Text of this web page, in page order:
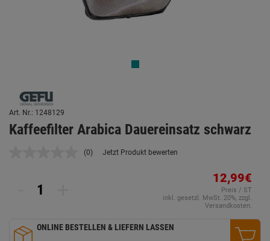
Art. Nr.: 1248129
Kaffeefilter Arabica Dauereinsatz schwarz
Kein
(0) Jetzt Produkt bewerten
12,99€
Preis / ST
inkl. gesetzl. MwSt. 20%, zzgl.
Versandkosten.
ONLINE BESTELLEN & LIEFERN LASSEN